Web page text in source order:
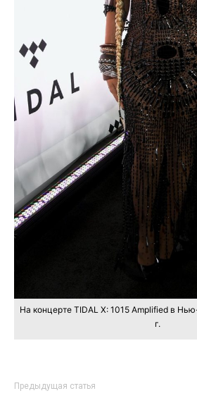
На концерте TIDAL X: 1015 Amplified в
г.
Предыдущая статья